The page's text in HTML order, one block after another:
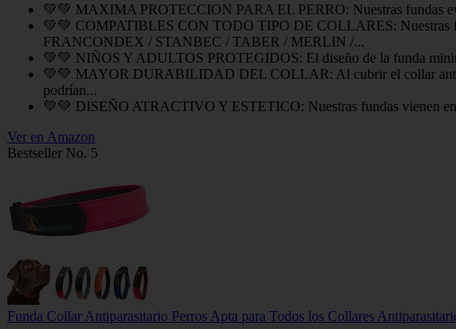
💚💚 MAXIMA PROTECCION PARA EL PERRO: Nuestras fundas
💚💚 COMPATIBLES CON TODO TIPO DE COLLARES: Nuestras
FRANCONDEX / STANBEC / TABER / MERLIN /...
💚💚 NIÑOS Y ADULTOS PROTEGIDOS: El diseño de la funda
💚💚 MAYOR DURABILIDAD DEL COLLAR: Al cubrir el collar
podrían...
💚💚 DISEÑO ATRACTIVO Y ESTETICO: Nuestras fundas vienen en
Ver en Amazon
Bestseller No. 5
Funda Collar Antiparasitario Perros Apta para Todos los Collares